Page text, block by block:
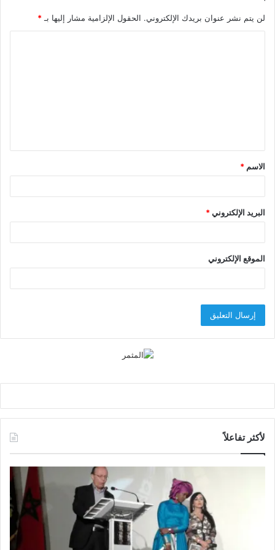
لن يتم نشر عنوان بريدك الإلكتروني. الحقول الإلزامية مشار إليها بـ *
ق
*
الاسم *
البريد الإلكتروني*
الموقع الإلكتروني
لأكثر تفاعلاً